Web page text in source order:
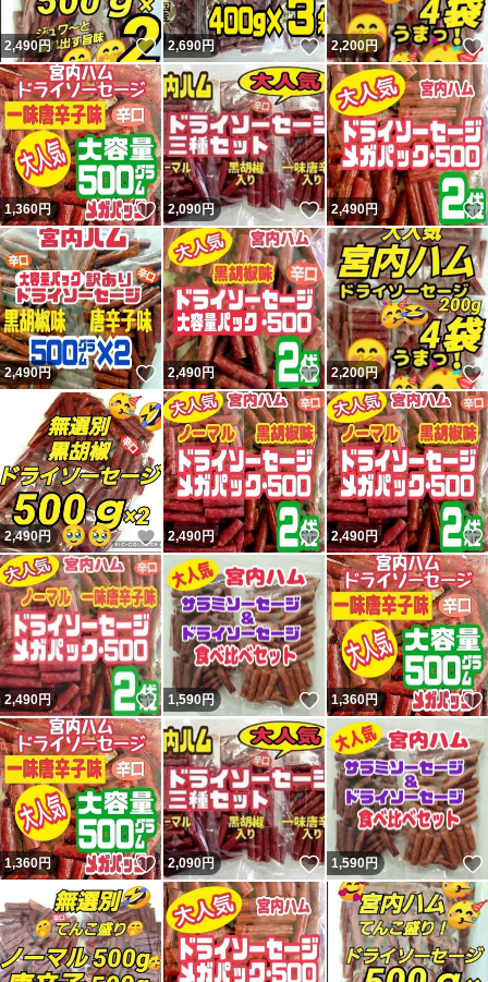
2,490円 いいね！
2,690円 いいね！
2,200円
1,360円 いいね！
2,090円 いいね！
2,490円
2,490円 いいね！
2,490円 いいね！
2,200円
2,490円 いいね！
2,490円 いいね！
2,490円
2,490円 いいね！
1,590円 いいね！
1,360円
1,360円 いいね！
2,090円 いいね！
1,590円